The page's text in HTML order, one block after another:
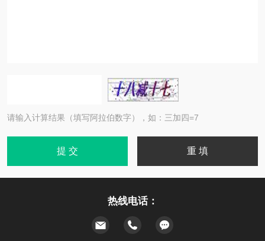
请输入计算结果（填写阿拉伯数字），如：三加四=7
热线电话：